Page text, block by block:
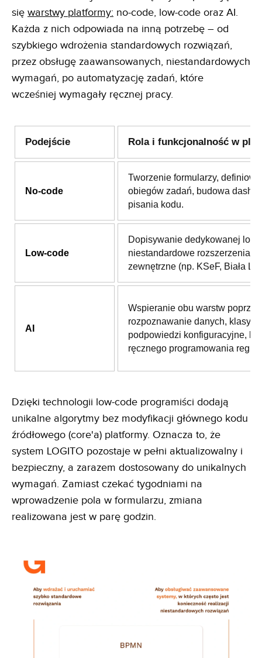
się warstwy platformy: no-code, low-code oraz AI.
Każda z nich odpowiada na inną potrzebę – od
szybkiego wdrożenia standardowych rozwiązań,
przez obsługę zaawansowanych, niestandardowych
wymagań, po automatyzację zadań, które
wcześniej wymagały ręcznej pracy.
Podejście Rola i funkcjonalność w
No-code
Tworzenie formularzy,
obiegów zadań, budowa
pisania kodu.
Low-code
Dopisywanie dedykowanej
niestandardowe rozszerzenia i
zewnętrzne (np. KSeF, Biała
AI
Wspieranie obu warstw
rozpoznawanie danych,
podpowiedzi konfiguracyjne,
ręcznego programowania reguł.
Dzięki technologii low-code programiści dodają
unikalne algorytmy bez modyfikacji głównego kodu
źródłowego (core'a) platformy. Oznacza to, że
system LOGITO pozostaje w pełni aktualizowalny i
bezpieczny, a zarazem dostosowany do unikalnych
wymagań. Zamiast czekać tygodniami na
wprowadzenie pola w formularzu, zmiana
realizowana jest w parę godzin.